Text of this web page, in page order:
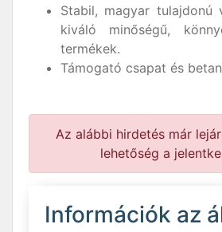
Stabil, magyar tulajdonú
kiváló minőségű,
termékek.
Támogató csapat és
Az alábbi hirdetés már
lehetőség a
Információk az